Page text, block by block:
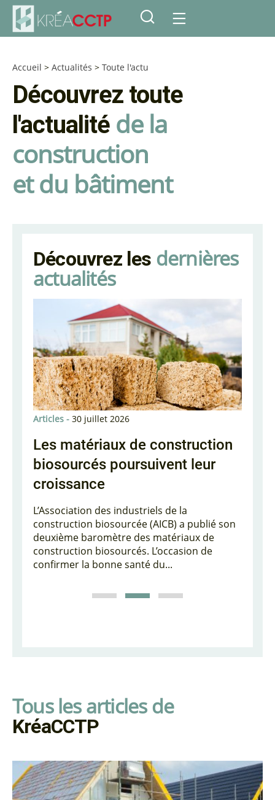
Accueil > Actualités > Toute l'actu
Découvrez toute
l'actualité de la
construction
et du bâtiment
Découvrez les dernières
actualités
Articles - 30 juillet 2026
Les matériaux de construction
biosourcés poursuivent leur
croissance
L’Association des industriels de la
construction biosourcée (AICB) a publié son
deuxième baromètre des matériaux de
construction biosourcés. L’occasion de
confirmer la bonne santé du...
Tous les articles de
KréaCCTP